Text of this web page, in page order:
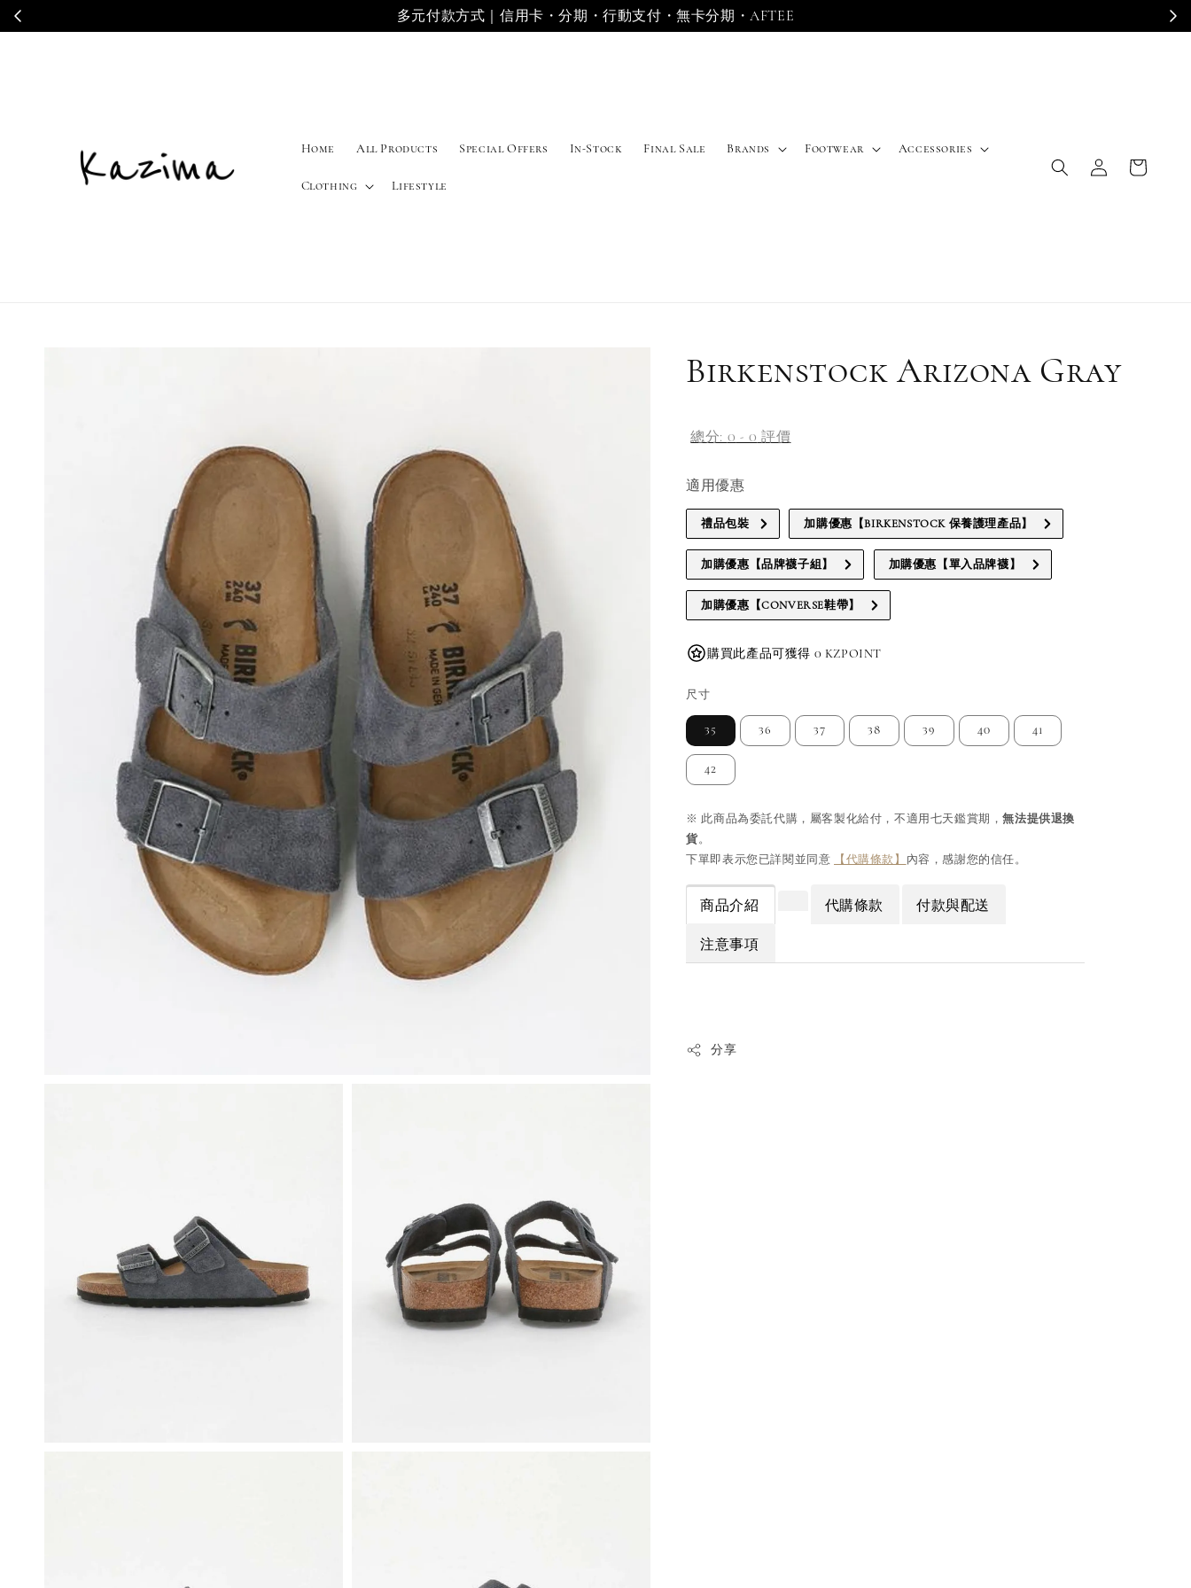
多元付款方式｜信用卡・分期・行動支付・無卡分期・AFTEE
Home All Products Special Offers In-Stock Final Sale Brands Footwear Accessories
Clothing Lifestyle
Birkenstock Arizona Gray
總分: 0 -0 評價
適用優惠
禮品包裝 加購優惠【BIRKENSTOCK 保養護理產品】
加購優惠【品牌襪子組】 加購優惠【單入品牌襪】
加購優惠【CONVERSE鞋帶】
購買此產品可獲得 0 KZPOINT
尺寸
35 36 37 38 39 40 41
42
※ 此商品為委託代購，屬客製化給付，不適用七天鑑賞期，無法提供退換
貨。
下單即表示您已詳閱並同意
【代購條款】 內容，感謝您的信任。
商品介紹 代購條款 付款與配送
注意事項
分享